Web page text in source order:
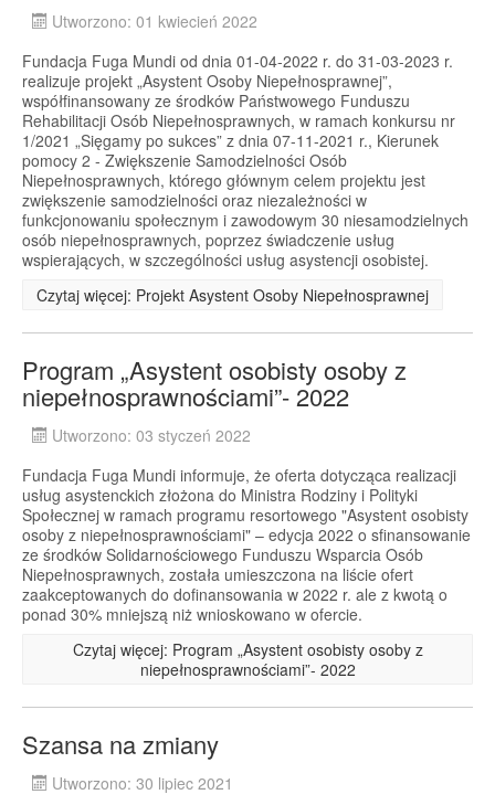
Utworzono: 01 kwiecień 2022
Fundacja Fuga Mundi od dnia 01-04-2022 r. do 31-03-2023 r.
realizuje projekt „Asystent Osoby Niepełnosprawnej”,
współfinansowany ze środków Państwowego Funduszu
Rehabilitacji Osób Niepełnosprawnych, w ramach konkursu nr
1/2021 „Sięgamy po sukces” z dnia 07-11-2021 r., Kierunek
pomocy 2 - Zwiększenie Samodzielności Osób
Niepełnosprawnych, którego głównym celem projektu jest
zwiększenie samodzielności oraz niezależności w
funkcjonowaniu społecznym i zawodowym 30 niesamodzielnych
osób niepełnosprawnych, poprzez świadczenie usług
wspierających, w szczególności usług asystencji osobistej.
Czytaj więcej: Projekt Asystent Osoby Niepełnosprawnej
Program „Asystent osobisty osoby z
niepełnosprawnościami”- 2022
Utworzono: 03 styczeń 2022
Fundacja Fuga Mundi informuje, że oferta dotycząca realizacji
usług asystenckich złożona do Ministra Rodziny i Polityki
Społecznej w ramach programu resortowego "Asystent osobisty
osoby z niepełnosprawnościami" – edycja 2022 o sfinansowanie
ze środków Solidarnościowego Funduszu Wsparcia Osób
Niepełnosprawnych, została umieszczona na liście ofert
zaakceptowanych do dofinansowania w 2022 r. ale z kwotą o
ponad 30% mniejszą niż wnioskowano w ofercie.
Czytaj więcej: Program „Asystent osobisty osoby z
niepełnosprawnościami”- 2022
Szansa na zmiany
Utworzono: 30 lipiec 2021